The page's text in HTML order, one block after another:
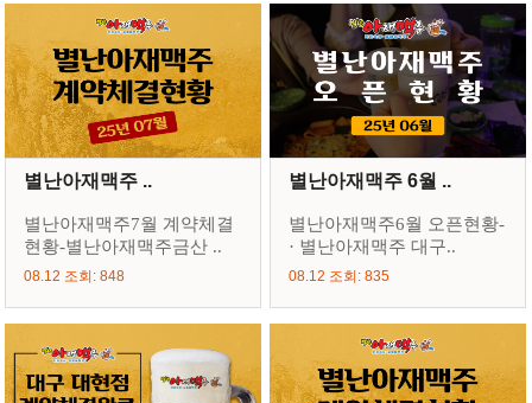
별난아재맥주 ..
별난아재맥주7월 계약체결
현황-별난아재맥주금산 ..
08.12 조회: 848
별난아재맥주 6월 ..
별난아재맥주6월 오픈현황-
· 별난아재맥주 대구..
08.12 조회: 835